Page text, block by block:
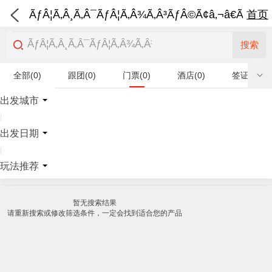
首页
搜索
全部(0) 跟团(0) 门票(0) 酒店(0) 签证(0)
特产商品(0)
出发城市
|
出发日期
|
玩法推荐
暂无搜索结果
请重新搜索或修改筛选条件，一定会找到适合您的产品